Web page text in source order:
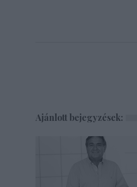
Ajánlott bejegyzések: